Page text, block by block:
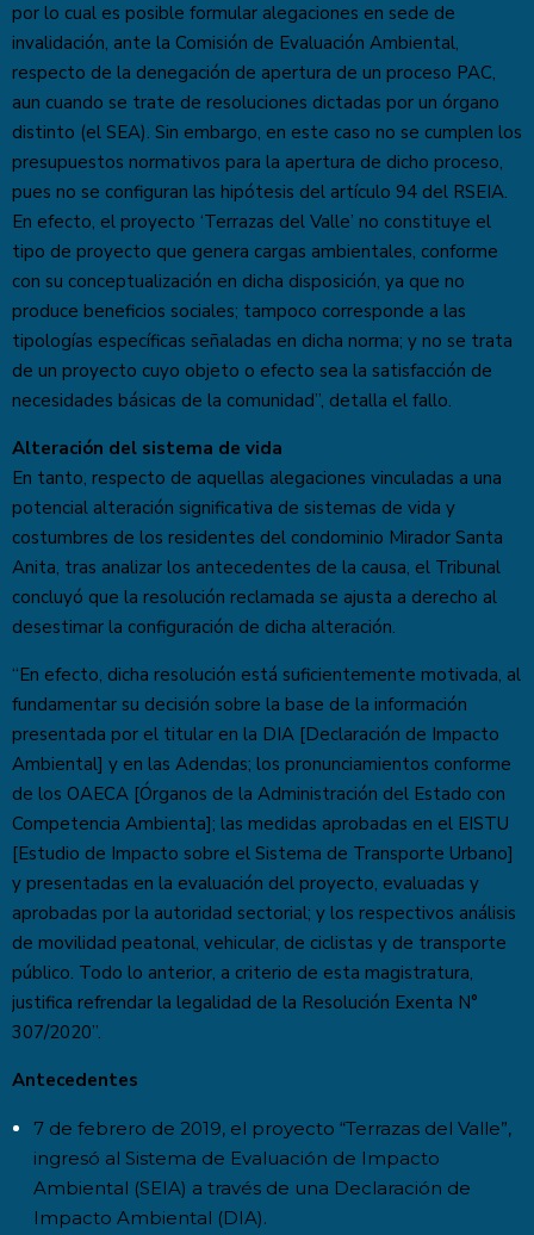
por lo cual es posible formular alegaciones en sede de
invalidación, ante la Comisión de Evaluación Ambiental,
respecto de la denegación de apertura de un proceso PAC,
aun cuando se trate de resoluciones dictadas por un órgano
distinto (el SEA). Sin embargo, en este caso no se cumplen los
presupuestos normativos para la apertura de dicho proceso,
pues no se configuran las hipótesis del artículo 94 del RSEIA.
En efecto, el proyecto ‘Terrazas del Valle’ no constituye el
tipo de proyecto que genera cargas ambientales, conforme
con su conceptualización en dicha disposición, ya que no
produce beneficios sociales; tampoco corresponde a las
tipologías específicas señaladas en dicha norma; y no se trata
de un proyecto cuyo objeto o efecto sea la satisfacción de
necesidades básicas de la comunidad”, detalla el fallo.
Alteración del sistema de vida
En tanto, respecto de aquellas alegaciones vinculadas a una
potencial alteración significativa de sistemas de vida y
costumbres de los residentes del condominio Mirador Santa
Anita, tras analizar los antecedentes de la causa, el Tribunal
concluyó que la resolución reclamada se ajusta a derecho al
desestimar la configuración de dicha alteración.
“En efecto, dicha resolución está suficientemente motivada, al
fundamentar su decisión sobre la base de la información
presentada por el titular en la DIA [Declaración de Impacto
Ambiental] y en las Adendas; los pronunciamientos conforme
de los OAECA [Órganos de la Administración del Estado con
Competencia Ambienta]; las medidas aprobadas en el EISTU
[Estudio de Impacto sobre el Sistema de Transporte Urbano]
y presentadas en la evaluación del proyecto, evaluadas y
aprobadas por la autoridad sectorial; y los respectivos análisis
de movilidad peatonal, vehicular, de ciclistas y de transporte
público. Todo lo anterior, a criterio de esta magistratura,
justifica refrendar la legalidad de la Resolución Exenta N°
307/2020”.
Antecedentes
7 de febrero de 2019, el proyecto “Terrazas del Valle”,
ingresó al Sistema de Evaluación de Impacto
Ambiental (SEIA) a través de una Declaración de
Impacto Ambiental (DIA).